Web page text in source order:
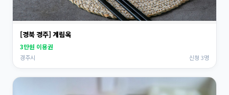
[경북 경주] 계림옥
3만원 이용권
경주시 신청 3명